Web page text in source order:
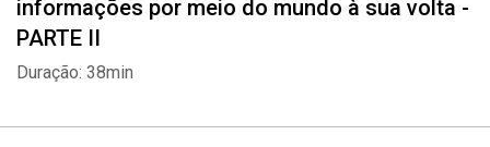
informações por meio do mundo à sua volta -
PARTE II
Duração: 38min